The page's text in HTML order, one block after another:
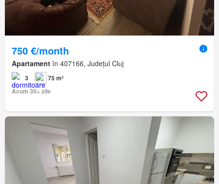
750 €/month
Apartament în 407166, Județul Cluj
3
75 m²
Acum 30+ zile